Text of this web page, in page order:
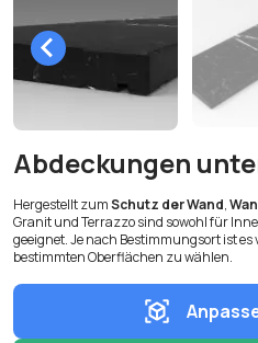
Abdeckungen
Hergestellt zumSchutz der Wand,
Granit und Terrazzo sind sowohl für
geeignet. Je nach Bestimmungsort ist
bestimmten Oberflächen zu wählen.